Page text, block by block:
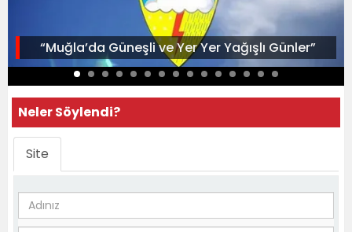
“Muğla’da Güneşli ve Yer Yer Yağışlı Günler”
Neler Söylendi?
Site